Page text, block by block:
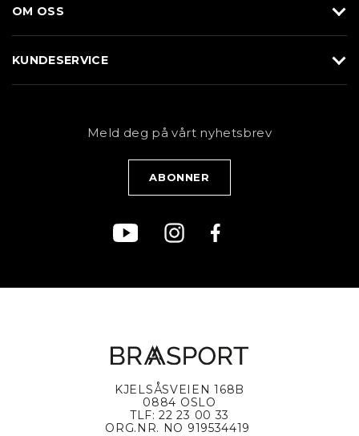
Sko
Merkevarer
Løp
Sykkel
OM OSS
KUNDESERVICE
PersonvernerklæringMeld deg på vårt nyhetsbrev
KJELSÅSVEIEN 168B
0884 OSLO
TLF: 22 23 00 33
ORG.NR. NO 919534419